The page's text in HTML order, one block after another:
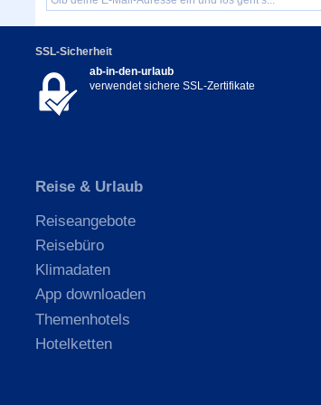
SSL-Sicherheit
ab-in-den-urlaub
verwendet sichere SSL-Zertifikate
Reise & Urlaub
Reiseangebote
Reisebüro
Klimadaten
App downloaden
Themenhotels
Hotelketten